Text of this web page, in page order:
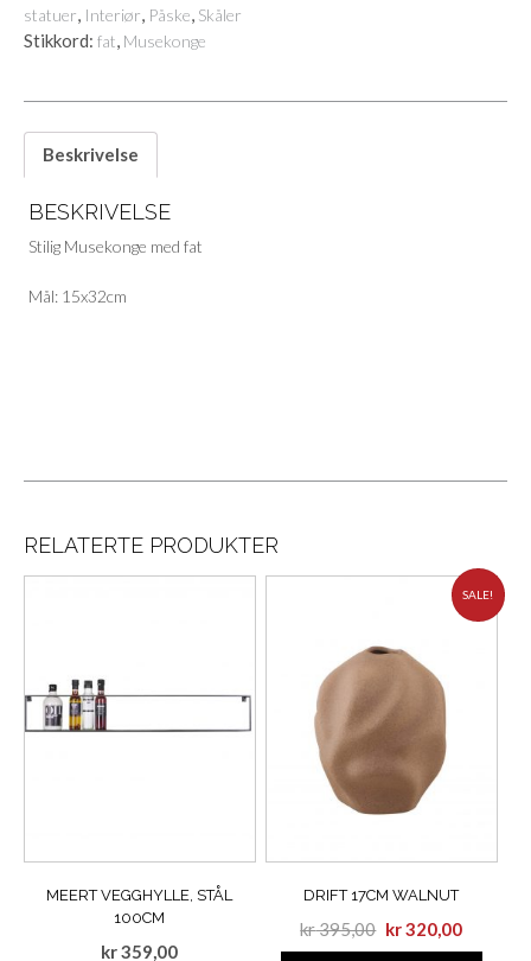
statuer Interiør Påske Skåler
Stikkord: fat Musekonge
Beskrivelse
BESKRIVELSE
Stilig Musekonge med fat
Mål: 15x32cm
RELATERTE PRODUKTER
MEERT VEGGHYLLE, STÅL
100CM
kr359,00
SALE!
DRIFT 17CM WALNUT
kr395,00 kr320,00